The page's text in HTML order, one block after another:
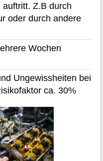
Z.B durch
oder durch andere
Wochen
Ungewissheiten bei
ca. 30%